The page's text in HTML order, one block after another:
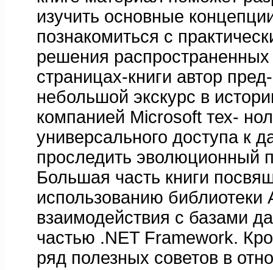
изучить основные
познакомиться с
решения
страницах-книги автор
небольшой экскурс в
компанией Microsoft тех-
универсального доступа к
проследить эволюционный
Большая часть книги
использованию библиотеки
взаимодействия с базами
частью .NET Framework.
ряд полезных советов в